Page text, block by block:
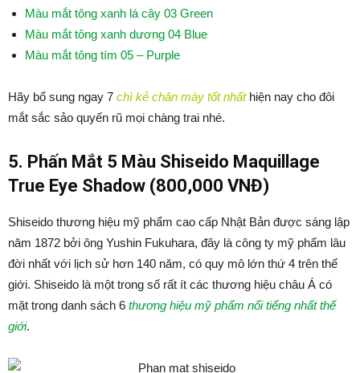
Màu mắt tông xanh lá cây 03 Green
Màu mắt tông xanh dương 04 Blue
Màu mắt tông tím 05 – Purple
Hãy bổ sung ngay 7 chì kẻ chân mày tốt nhấthiện nay cho đôi
mắt sắc sảo quyến rũ mọi chàng trai nhé.
5. Phấn Mắt 5 Màu Shiseido Maquillage
True Eye Shadow (800,000 VNĐ)
Shiseido thương hiệu mỹ phẩm cao cấp Nhật Bản được sáng lập
năm 1872 bởi ông Yushin Fukuhara, đây là công ty mỹ phẩm lâu
đời nhất với lịch sử hơn 140 năm, có quy mô lớn thứ 4 trên thế
giới. Shiseido là một trong số rất ít các thương hiệu châu Á có
mặt trong danh sách 6 thương hiệu mỹ phẩm nổi tiếng nhất thế
giới.